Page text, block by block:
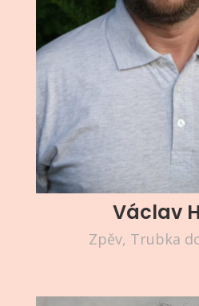
Václav
Zpěv, Trubka